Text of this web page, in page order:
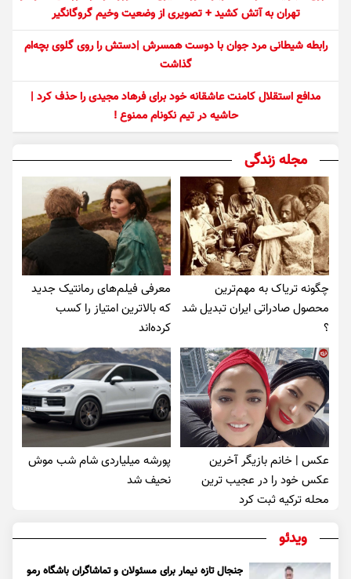
تهران به آتش کشید + تصویری از وضعیت وخیم گروگانگیر
رابطه شیطانی مرد جوان با دوست همسرش |دستش را روی گلوی بچه‌ام
گذاشت
مدافع استقلال کامنت عاشقانه خود برای فرهاد مجیدی را حذف کرد |
حاشیه در تیم نکونام ممنوع !
مجله زندگی
چگونه تریاک به مهم‌ترین
محصول صادراتی ایران تبدیل شد
؟
معرفی فیلم‌های رمانتیک جدید
که بالاترین امتیاز را کسب
کرده‌اند
عکس | خانم بازیگر آخرین
عکس خود را در عجیب ترین
محله ترکیه ثبت کرد
پورشه میلیاردی شام شب موش‌
نحیف شد
ویدئو
جنجال تازه نیمار برای مسئولان و تماشاگران باشگاه رمو